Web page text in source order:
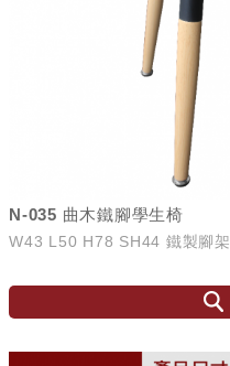
N-035 曲木鐵腳學生椅
W43 L50 H78 SH44 鐵製腳架